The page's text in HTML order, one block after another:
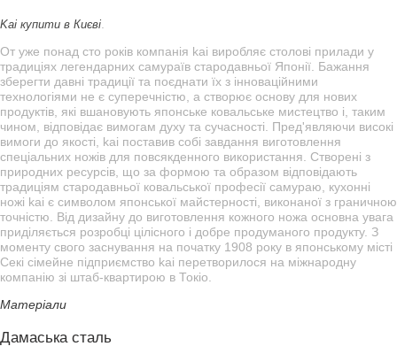
Kai купити в Києві
От уже понад сто років компанія kai виробляє столові прилади у
традиціях легендарних самураїв стародавньої Японії. Бажання
зберегти давні традиції та поєднати їх з інноваційними
технологіями не є суперечністю, а створює основу для нових
продуктів, які вшановують японське ковальське мистецтво і, таким
чином, відповідає вимогам духу та сучасності. Пред'являючи високі
вимоги до якості, kai поставив собі завдання виготовлення
спеціальних ножів для повсякденного використання. Створені з
природних ресурсів, що за формою та образом відповідають
традиціям стародавньої ковальської професії самураю, кухонні
ножі kai є символом японської майстерності, виконаної з граничною
точністю. Від дизайну до виготовлення кожного ножа основна увага
приділяється розробці цілісного і добре продуманого продукту. З
моменту свого заснування на початку 1908 року в японському місті
Секі сімейне підприємство kai перетворилося на міжнародну
компанію зі штаб-квартирою в Токіо.
Матеріали
Дамаська сталь